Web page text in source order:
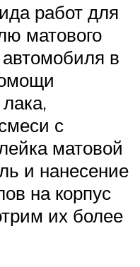
работ для
матового
в
с
матовой
и нанесение
на корпус
их более